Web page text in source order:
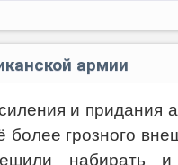
армии
и придания
грозного
набирать